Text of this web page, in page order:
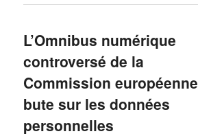
L’Omnibus numérique
controversé de la
Commission européenne
bute sur les données
personnelles